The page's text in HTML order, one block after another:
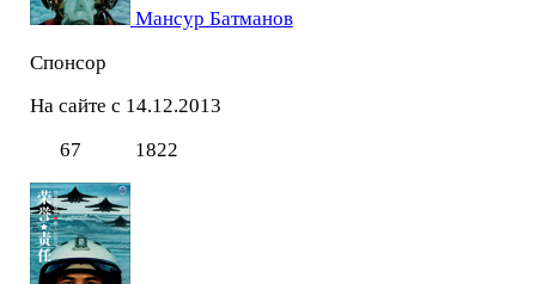
Мансур Батманов
Спонсор
На сайте с 14.12.2013
67
1822